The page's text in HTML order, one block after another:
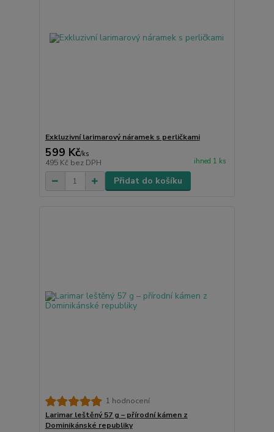
Exkluzivní larimarový náramek s perličkami
599 Kč/ks
495 Kč bez DPH ihned 1 ks
Přidat do košíku
1 hodnocení
Larimar leštěný 57 g – přírodní kámen z
Dominikánské republiky